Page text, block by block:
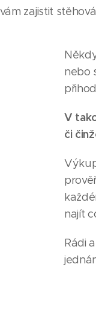
zajistit
nebo
V
či
najít
Rádi